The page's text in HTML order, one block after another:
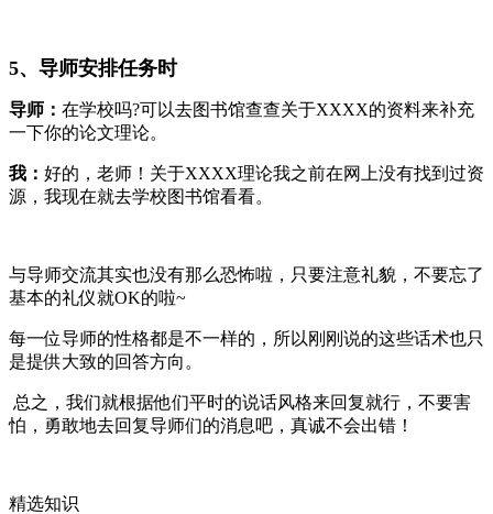
5、导师安排任务时
导师： 在学校吗?可以去图书馆查查关于XXXX的资料来补充
一下你的论文理论。
我： 好的，老师！关于XXXX理论我之前在网上没有找到过资
源，我现在就去学校图书馆看看。
与导师交流其实也没有那么恐怖啦，只要注意礼貌，不要忘了
基本的礼仪就OK的啦~
每一位导师的性格都是不一样的，所以刚刚说的这些话术也只
是提供大致的回答方向。
总之，我们就根据他们平时的说话风格来回复就行，不要害
怕，勇敢地去回复导师们的消息吧，真诚不会出错！
精选知识